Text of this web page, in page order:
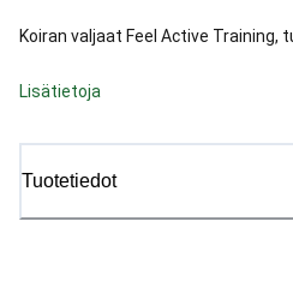
Koiran valjaat Feel Active Training,
Lisätietoja
Tuotetiedot